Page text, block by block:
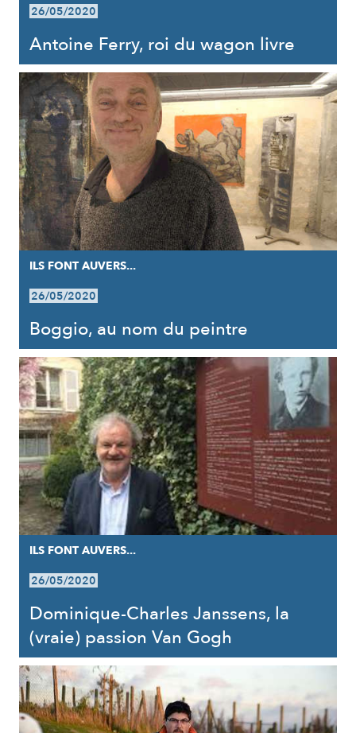
26/05/2020
Antoine Ferry, roi du wagon livre
ILS FONT AUVERS...
26/05/2020
Boggio, au nom du peintre
ILS FONT AUVERS...
26/05/2020
Dominique-Charles Janssens, la
(vraie) passion Van Gogh